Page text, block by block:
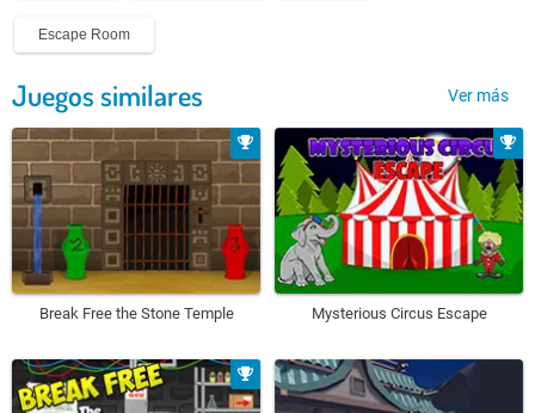
Escape Room
Juegos similares Ver más
Break Free the Stone Temple Mysterious Circus Escape